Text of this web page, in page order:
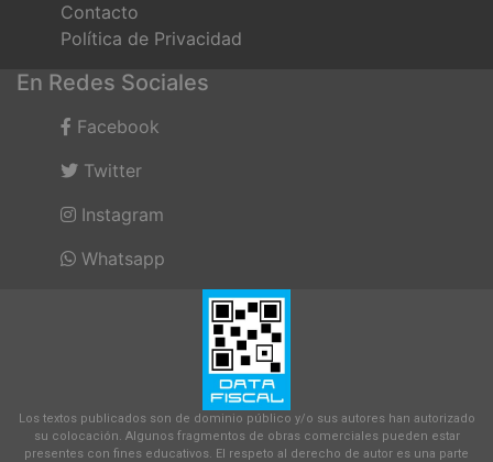
Contacto
Política de Privacidad
En Redes Sociales
Facebook
Twitter
Instagram
Whatsapp
Los textos publicados son de dominio público y/o sus autores han autorizado
su colocación. Algunos fragmentos de obras comerciales pueden estar
presentes con fines educativos. El respeto al derecho de autor es una parte